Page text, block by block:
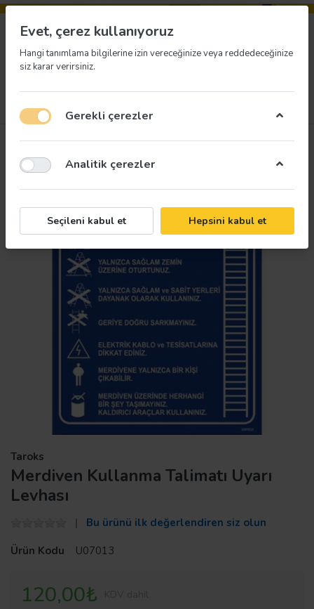
Taroks
Merdiven Kullanma Talimatı Uyarı
Levhası
Bu ürünü ilk değerlendiren siz olun
Ürün Kodu
U07013
120,00₺
Evet, çerez kullanıyoruz
Hangi tanımlama bilgilerine izin vereceğinize veya reddedeceğinize
siz karar verirsiniz.
Gerekli çerezler
Analitik çerezler
Seçileni kabul et Hepsini kabul et